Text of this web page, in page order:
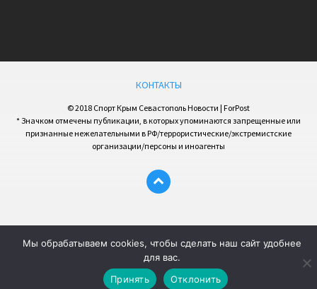
КОНТАКТЫ
© 2018 Спорт Крым Севастополь Новости | ForPost
* Значком отмечены публикации, в которых упоминаются запрещенные или
признанные нежелательными в РФ/террористические/экстремистские
организации/персоны и иноагенты
Мы обрабатываем cookies, чтобы сделать наш сайт удобнее
для вас.
Принять
Отклонить